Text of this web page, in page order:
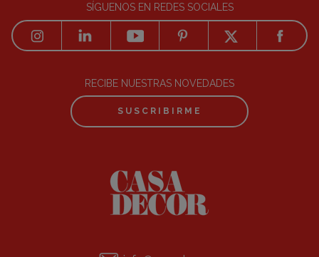
SÍGUENOS EN REDES SOCIALES
RECIBE NUESTRAS NOVEDADES
SUSCRIBIRME